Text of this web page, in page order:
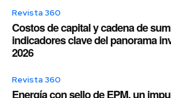
Revista 360
Costos de capital y cadena de
indicadores clave del panorama
2026
Revista 360
Energía con sello de EPM, un